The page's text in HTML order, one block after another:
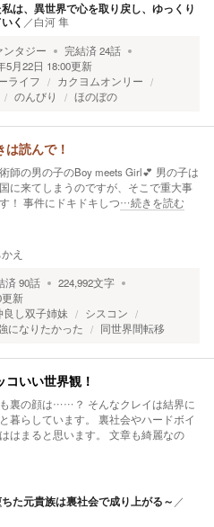
は、異世界で心を取り戻し、ゆっくり
く ／白河 隼
ンタジー 完結済24話
5月22日 18:00更新
ライフ
カクヨムオンリー
のんびり ほのぼの
読んで！
師の男の子のBoy meets Girl💕 男の子は
に来てしまうのですが、そこで重大事
！ 事件にドキドキしつ…続きを読む
え
済90話 224,992文字
更新
良し双子姉妹
シスコン
になりたかった 同世界間転移
いい世界観！
裏の顔は……？ そんなクレイは結界に
暮らしています。 裏社会やハードボイ
はまると思います。 文章も綺麗なの
た元貴族は裏社会で成り上がる～ ／